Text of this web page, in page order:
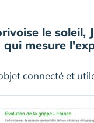
le soleil,
mesure
connecté et